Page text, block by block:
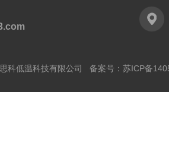
科低温科技有限公司 备案号： 苏ICP备